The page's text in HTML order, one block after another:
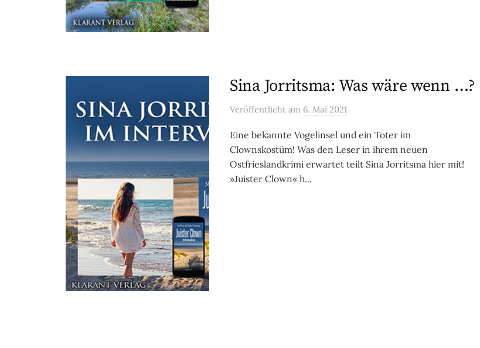
Sina Jorritsma: Was wäre wenn …?
Veröffentlicht am 6. Mai 2021
Eine bekannte Vogelinsel und ein Toter im
Clownskostüm! Was den Leser in ihrem neuen
Ostfrieslandkrimi erwartet teilt Sina Jorritsma hier mit!
»Juister Clown« h...